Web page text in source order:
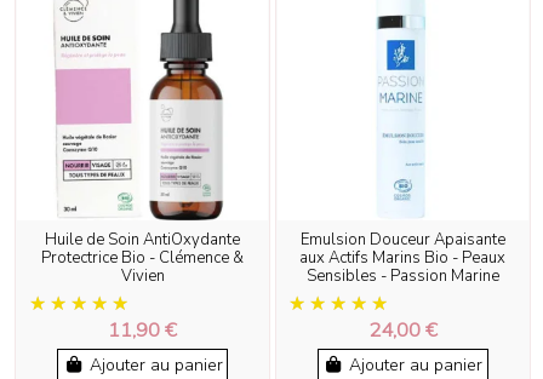
Huile de Soin AntiOxydante
Protectrice Bio - Clémence &
Vivien
11,90 €
Ajouter au panier
Emulsion Douceur Apaisante
aux Actifs Marins Bio - Peaux
Sensibles - Passion Marine
24,00 €
Ajouter au panier